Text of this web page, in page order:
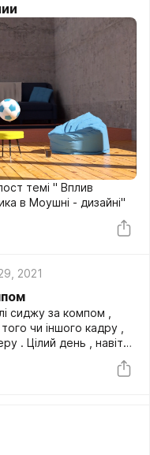
в Моушні - дизайні"
2021
сиджу за компом ,
чи іншого кадру ,
. Цілий день , навіть
так проходить мій